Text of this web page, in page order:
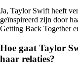
Ja, Taylor Swift heeft
geïnspireerd zijn door
Getting Back Together
Hoe gaat Taylor
haar relaties?